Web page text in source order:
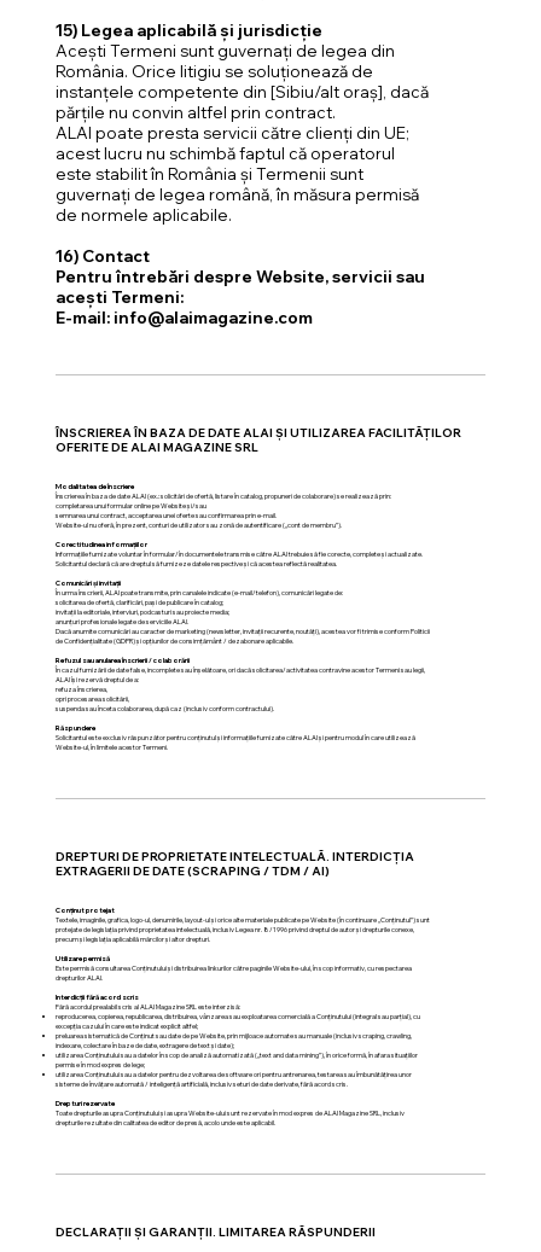
15) Legea aplicabilă și jurisdicție
Acești Termeni sunt guvernați de legea din
România. Orice litigiu se soluționează de
instanțele competente din [Sibiu/alt oraș], dacă
părțile nu convin altfel prin contract.
ALAI poate presta servicii către clienți din UE;
acest lucru nu schimbă faptul că operatorul
este stabilit în România și Termenii sunt
guvernați de legea română, în măsura permisă
de normele aplicabile.
16) Contact
Pentru întrebări despre Website, servicii sau
acești Termeni:
E-mail: info@alaimagazine.com
ÎNSCRIEREA ÎN BAZA DE DATE ALAI ȘI UTILIZAREA FACILITĂȚILOR
OFERITE DE ALAI MAGAZINE SRL
Modalitatea de înscriere
Înscrierea în baza de date ALAI (ex.: solicitări de ofertă, listare în catalog, propuneri de colaborare) se realizează prin:
completarea unui formular online pe Website și/sau
semnarea unui contract, acceptarea unei oferte sau confirmarea prin e-mail.
Website-ul nu oferă, în prezent, conturi de utilizator sau zonă de autentificare („cont de membru”).
Corectitudinea informațiilor
Informațiile furnizate voluntar în formular/în documentele transmise către ALAI trebuie să fie corecte, complete și actualizate.
Solicitantul declară că are dreptul să furnizeze datele respective și că acestea reflectă realitatea.
Comunicări și invitații
În urma înscrierii, ALAI poate transmite, prin canalele indicate (e-mail/telefon), comunicări legate de:
solicitarea de ofertă, clarificări, pași de publicare în catalog;
invitații la editoriale, interviuri, podcasturi sau proiecte media;
anunțuri profesionale legate de serviciile ALAI.
Dacă anumite comunicări au caracter de marketing (newsletter, invitații recurente, noutăți), acestea vor fi trimise conform Politicii
de Confidențialitate (GDPR) și opțiunilor de consimțământ / dezabonare aplicabile.
Refuzul sau anularea înscrierii / colaborării
În cazul furnizării de date false, incomplete sau înșelătoare, ori dacă solicitarea/activitatea contravine acestor Termeni sau legii,
ALAI își rezervă dreptul de a:
refuza înscrierea,
opri procesarea solicitării,
suspenda sau înceta colaborarea, după caz (inclusiv conform contractului).
Răspundere
Solicitantul este exclusiv răspunzător pentru conținutul și informațiile furnizate către ALAI și pentru modul în care utilizează
Website-ul, în limitele acestor Termeni.
DREPTURI DE PROPRIETATE INTELECTUALĂ. INTERDICȚIA
EXTRAGERII DE DATE (SCRAPING / TDM / AI)
Conținut protejat
Textele, imaginile, grafica, logo-ul, denumirile, layout-ul și orice alte materiale publicate pe Website (în continuare „Conținutul”) sunt
protejate de legislația privind proprietatea intelectuală, inclusiv Legea nr. 8/1996 privind dreptul de autor și drepturile conexe,
precum și legislația aplicabilă mărcilor și altor drepturi.
Utilizare permisă
Este permisă consultarea Conținutului și distribuirea linkurilor către paginile Website-ului, în scop informativ, cu respectarea
drepturilor ALAI.
Interdicții fără acord scris
Fără acordul prealabil scris al ALAI Magazine SRL este interzisă:
reproducerea, copierea, republicarea, distribuirea, vânzarea sau exploatarea comercială a Conținutului (integral sau parțial), cu
excepția cazului în care este indicat explicit altfel;
preluarea sistematică de Conținut sau date de pe Website, prin mijloace automate sau manuale (inclusiv scraping, crawling,
indexare, colectare în baze de date, extragere de text și date);
utilizarea Conținutului sau a datelor în scop de analiză automatizată („text and data mining”), în orice formă, în afara situațiilor
permise în mod expres de lege;
utilizarea Conținutului sau a datelor pentru dezvoltarea de software ori pentru antrenarea, testarea sau îmbunătățirea unor
sisteme de învățare automată / inteligență artificială, inclusiv seturi de date derivate, fără acord scris.
Drepturi rezervate
Toate drepturile asupra Conținutului și asupra Website-ului sunt rezervate în mod expres de ALAI Magazine SRL, inclusiv
drepturile rezultate din calitatea de editor de presă, acolo unde este aplicabil.
DECLARAȚII ȘI GARANȚII. LIMITAREA RĂSPUNDERII